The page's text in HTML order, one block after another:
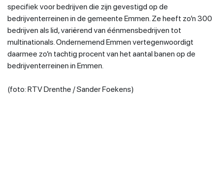
specifiek voor bedrijven die zijn gevestigd op de
bedrijventerreinen in de gemeente Emmen. Ze heeft zo’n 300
bedrijven als lid, variërend van éénmensbedrijven tot
multinationals. Ondernemend Emmen vertegenwoordigt
daarmee zo’n tachtig procent van het aantal banen op de
bedrijventerreinen in Emmen.
(foto: RTV Drenthe / Sander Foekens)